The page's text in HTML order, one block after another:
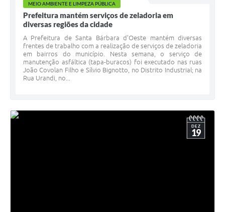
MEIO AMBIENTE E LIMPEZA PÚBLICA
Prefeitura mantém serviços de zeladoria em
diversas regiões da cidade
A Prefeitura de Santa Bárbara d’Oeste mantém diversas
frentes de trabalho com a realização de serviços de zeladoria
em bairros do município. Nesta semana, o serviço de
manutenção asfáltica (tapa-buracos) foi executado nas ruas
João Covolan Filho e Sílvio Bignotto, no Distrito Industrial; na
Rua Urandi, no...
DEZ
19